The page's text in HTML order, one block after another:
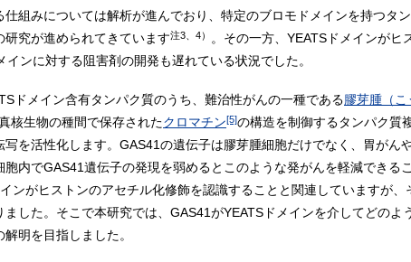
組みについては解析が進んでおり、特定のブロモドメインを持つタ
究が進められてきています注3、4）
。その一方、YEATSドメインがヒ
ンに対する阻害剤の開発も遅れている状況でした。
ドメイン含有タンパク質のうち、難治性がんの一種である膠芽腫（
核生物の種間で保存されたクロマチン[5]の構造を制御するタンパク質
を活性化します。GAS41の遺伝子は膠芽腫細胞だけでなく、胃がん
内でGAS41遺伝子の発現を弱めるとこのような発がんを軽減できる
ンがヒストンのアセチル化修飾を認識することと関連していますが、
した。そこで本研究では、GAS41がYEATSドメインを介してどのよ
明を目指しました。